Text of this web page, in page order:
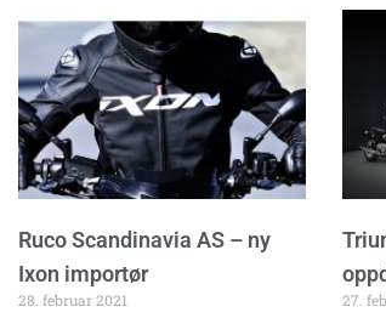
Ruco Scandinavia AS – ny
Ixon importør
28. februar 2021
27.